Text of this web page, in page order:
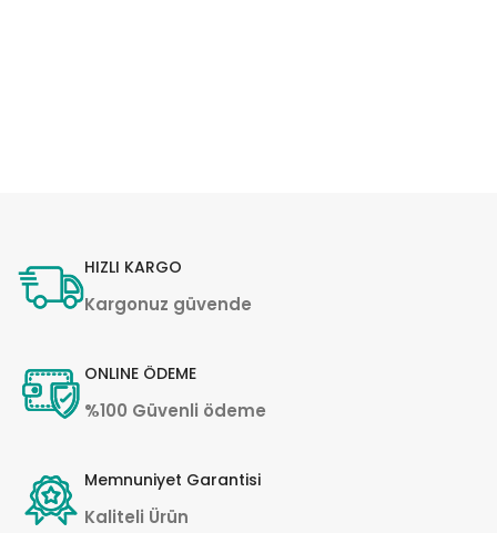
HIZLI KARGO
Kargonuz güvende
ONLINE ÖDEME
%100 Güvenli ödeme
Memnuniyet Garantisi
Kaliteli Ürün